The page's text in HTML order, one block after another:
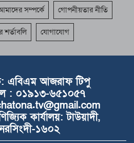
সম্পর্কে গোপনীয়তার নীতি
শর্তাবলি যোগাযোগ
এবিএম আজরাফ টিপু
: ০১৯১৩-৬৫১০৫৭
কার্যালয়:টাউয়াদী,
১৬০২